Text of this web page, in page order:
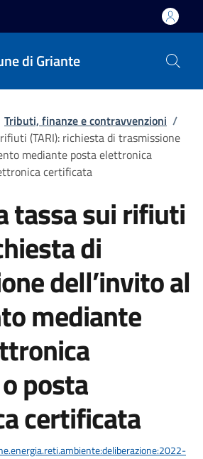
di Griante
Tributi, finanze e contravvenzioni /
(TARI): richiesta di trasmissione
mediante posta elettronica
certificata
tassa sui rifiuti
di
dell’invito al
mediante
posta
certificata